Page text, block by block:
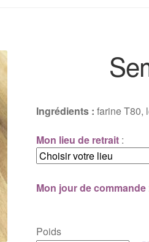
Ingrédients : farine T80,
Mon lieu de retrait:
Mon jour de commande
Poids